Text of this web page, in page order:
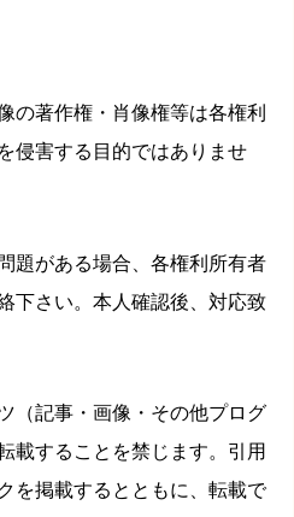
の著作権・肖像権等は各権利
侵害する目的ではありませ
題がある場合、各権利所有者
下さい。本人確認後、対応致
（記事・画像・その他プログ
載することを禁じます。引用
を掲載するとともに、転載で